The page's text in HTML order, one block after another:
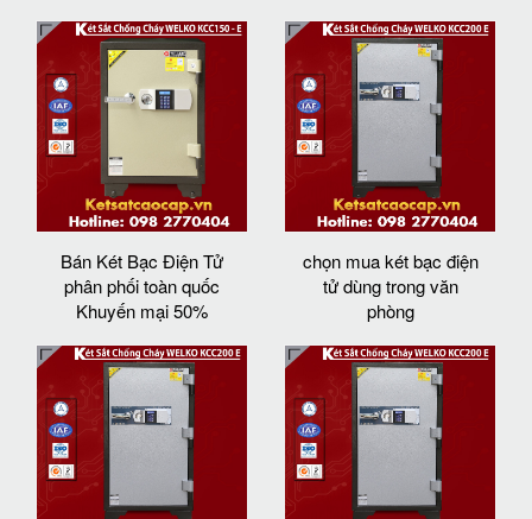
Bán Két Bạc Điện Tử
phân phối toàn quốc
Khuyến mại 50%
chọn mua két bạc điện
tử dùng trong văn
phòng